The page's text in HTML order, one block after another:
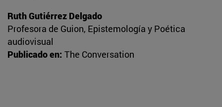
Ruth Gutiérrez Delgado
Profesora de Guion, Epistemología y Poética
audiovisual
Publicado en: The Conversation